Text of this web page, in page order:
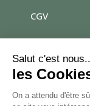
CGV
N’hésitez